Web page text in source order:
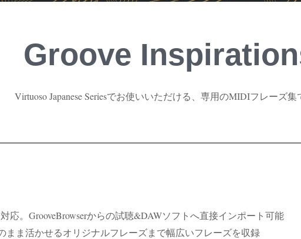
Groove
Virtuoso Japanese Seriesでお使いいただける、専用のMIDIフレーズ集
対応。GrooveBrowserからの試聴&DAWソフトへ直接インポート可能
まま活かせるオリジナルフレーズまで幅広いフレーズを収録